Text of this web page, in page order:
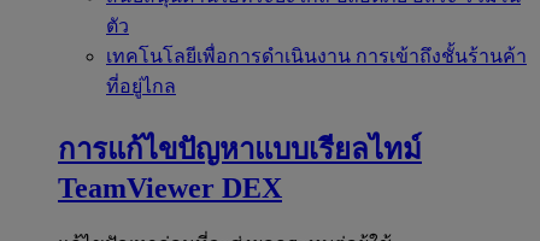
ตัว
เทคโนโลยีเพื่อการดำเนินงาน การเข้าถึงชั้นร้านค้า
ที่อยู่ไกล
การแก้ไขปัญหาแบบเรียลไทม์
TeamViewer DEX